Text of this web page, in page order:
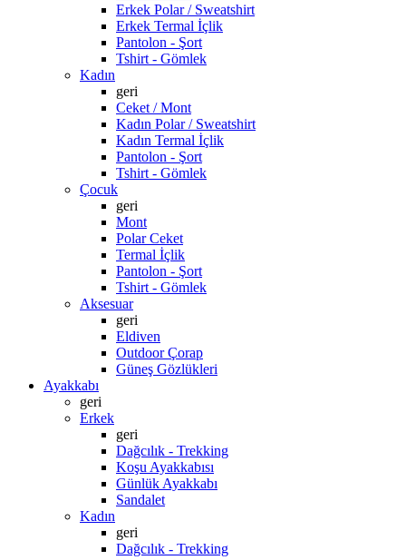
Erkek Polar / Sweatshirt
Erkek Termal İçlik
Pantolon - Şort
Tshirt - Gömlek
Kadın
geri
Ceket / Mont
Kadın Polar / Sweatshirt
Kadın Termal İçlik
Pantolon - Şort
Tshirt - Gömlek
Çocuk
geri
Mont
Polar Ceket
Termal İçlik
Pantolon - Şort
Tshirt - Gömlek
Aksesuar
geri
Eldiven
Outdoor Çorap
Güneş Gözlükleri
Ayakkabı
geri
Erkek
geri
Dağcılık - Trekking
Koşu Ayakkabısı
Günlük Ayakkabı
Sandalet
Kadın
geri
Dağcılık - Trekking